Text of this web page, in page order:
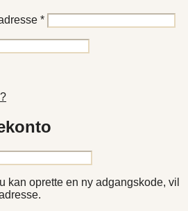
*Påkrævet
kan oprette en ny adgangskode, vil